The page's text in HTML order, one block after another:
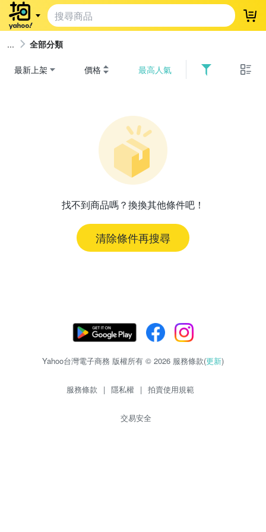
登
全部分類
最新上架 價格 最高人氣
找不到商品嗎？換換其他條件吧！
清除條件再搜尋
Yahoo台灣電子商務 版權所有 © 2026 服務條款(更新)
服務條款 | 隱私權 | 拍賣使用規範
交易安全